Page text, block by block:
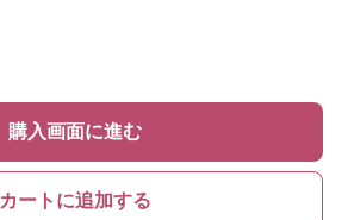
購入画面に進む
カートに追加する